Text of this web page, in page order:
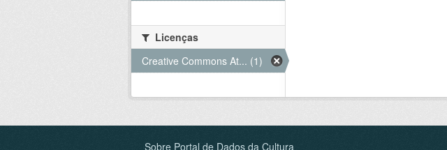
Licenças
Creative Commons At... (1)
Sobre Portal de Dados da Cultura